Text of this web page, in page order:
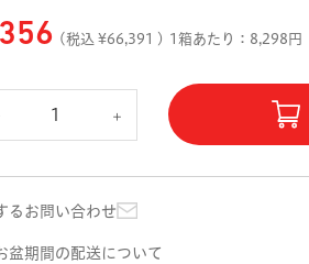
(税込 ¥66,391 ) 1箱あたり：8,298円
るお問い合わせ
盆期間の配送について